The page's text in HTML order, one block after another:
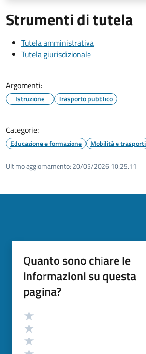
Strumenti di tutela
Tutela amministrativa
Tutela giurisdizionale
Argomenti:
Istruzione Trasporto pubblico
Categorie:
Educazione e formazione Mobilità e trasporti
Ultimo aggiornamento: 20/05/2026 10:25.11
Quanto sono chiare le
informazioni su questa
pagina?
Valutazione